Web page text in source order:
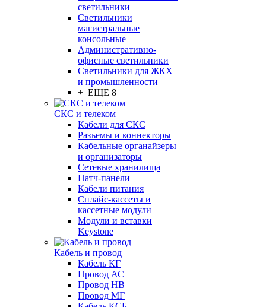
светильники
Светильники
магистральные
консольные
Административно-
офисные светильники
Светильники для ЖКХ
и промышленности
+ ЕЩЕ 8
СКС и телеком
Кабели для СКС
Разъемы и коннекторы
Кабельные органайзеры
и организаторы
Сетевые хранилища
Патч-панели
Кабели питания
Сплайс-кассеты и
кассетные модули
Модули и вставки
Keystone
Кабель и провод
Кабель КГ
Провод АС
Провод НВ
Провод МГ